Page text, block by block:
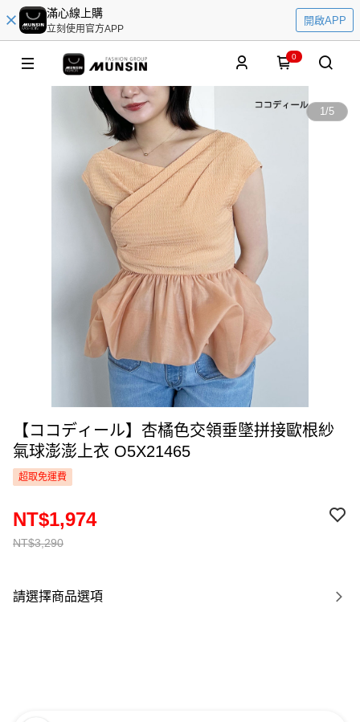
滿心線上購
立刻使用官方APP
開啟APP
0
1/5
【ココディール】杏橘色交領垂墜拼接歐根紗
氣球澎澎上衣 O5X21465
超取免運費
NT$3,290
NT$1,974
請選擇商品選項